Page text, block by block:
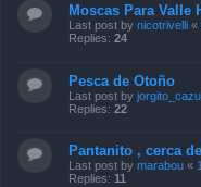
Moscas Para Valle
Last post by nicotrivelli «
Replies: 24
Pesca de Otoño
Last post by
Replies: 22
Pantanito , cerca
Last post by marabou «
Replies: 11